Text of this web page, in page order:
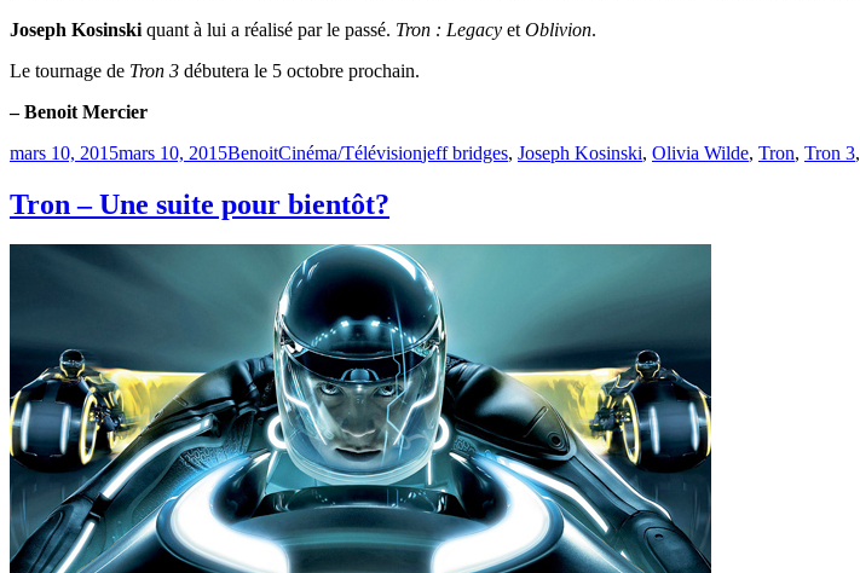
Joseph Kosinski quant à lui a réalisé par le passé. Tron : Legacy et Oblivion.
Le tournage de Tron 3 débutera le 5 octobre prochain.
– Benoit Mercier
Publié
mars 10, 2015mars 10, 2015BenoitCatégories
Cinéma/TélévisionÉtiquettes
jeff bridges, Joseph Kosinski, Olivia Wilde, Tron, Tron 3,
Tron – Une suite pour bientôt?